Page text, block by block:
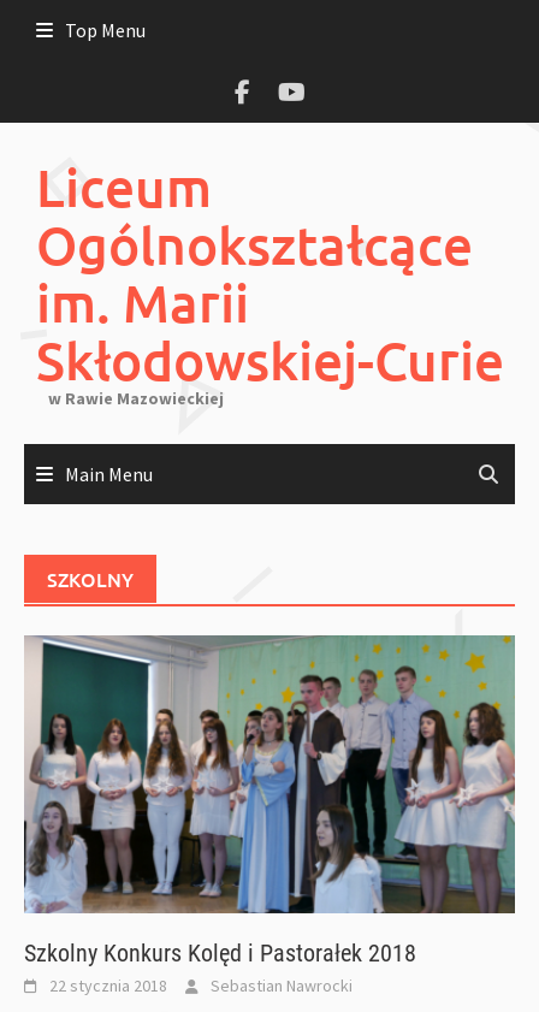
Top Menu
Liceum
Ogólnokształcące
im. Marii
Skłodowskiej-Curie
w Rawie Mazowieckiej
Main Menu
SZKOLNY
Szkolny Konkurs Kolęd i Pastorałek 2018
22 stycznia 2018 Sebastian Nawrocki